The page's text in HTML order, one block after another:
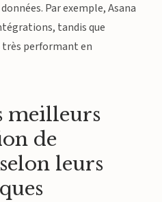
Par exemple, Asana
tandis que
très performant en
meilleurs
de
leurs